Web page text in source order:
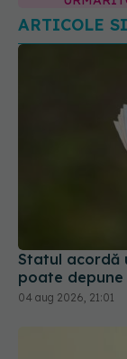
Statul acordă
poate